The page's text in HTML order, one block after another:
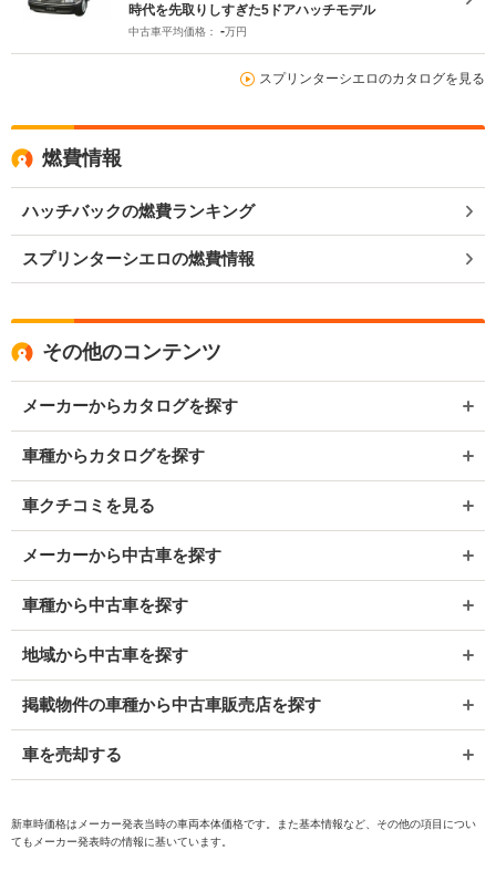
時代を先取りしすぎた5ドアハッチモデル
中古車平均価格： -万円
スプリンターシエロのカタログを見る
燃費情報
ハッチバックの燃費ランキング
スプリンターシエロの燃費情報
その他のコンテンツ
メーカーからカタログを探す
車種からカタログを探す
車クチコミを見る
メーカーから中古車を探す
車種から中古車を探す
地域から中古車を探す
掲載物件の車種から中古車販売店を探す
車を売却する
新車時価格はメーカー発表当時の車両本体価格です。また基本情報など、その他の項目につい
てもメーカー発表時の情報に基いています。